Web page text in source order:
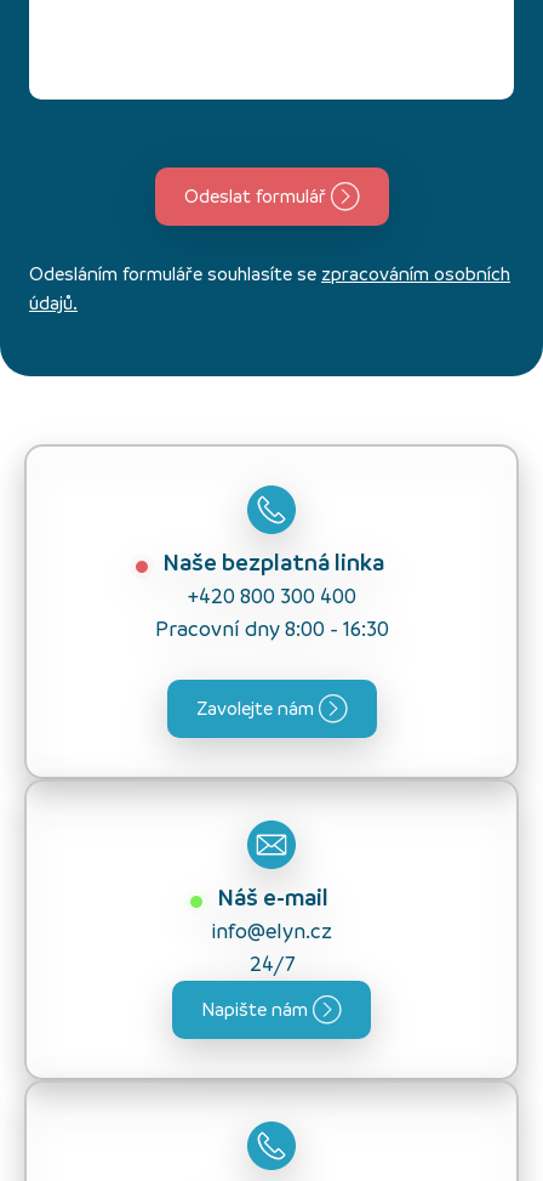
Odeslat formulář
Odesláním formuláře souhlasíte se zpracováním osobních
údajů.
Naše bezplatná linka
+420 800 300 400
Pracovní dny 8:00 - 16:30
Zavolejte nám
Náš e-mail
info@elyn.cz
24/7
Napište nám